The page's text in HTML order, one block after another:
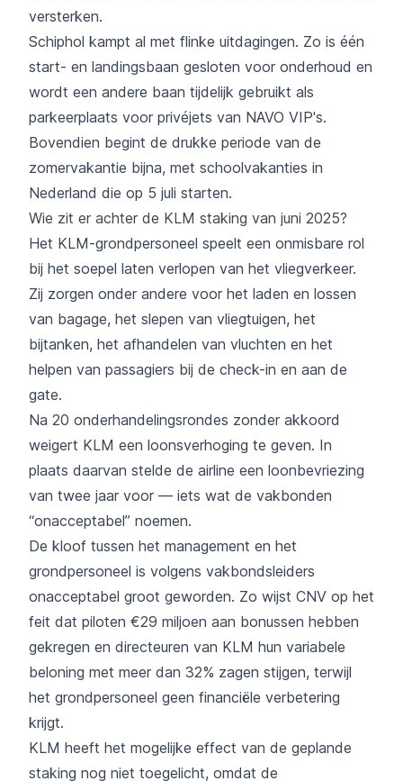
versterken.
Schiphol kampt al met flinke uitdagingen. Zo is één
start- en landingsbaan gesloten voor onderhoud en
wordt een andere baan tijdelijk gebruikt als
parkeerplaats voor privéjets van NAVO VIP's.
Bovendien begint de drukke periode van de
zomervakantie bijna, met schoolvakanties in
Nederland die op 5 juli starten.
Wie zit er achter de KLM staking van juni 2025?
Het KLM-grondpersoneel speelt een onmisbare rol
bij het soepel laten verlopen van het vliegverkeer.
Zij zorgen onder andere voor het laden en lossen
van bagage, het slepen van vliegtuigen, het
bijtanken, het afhandelen van vluchten en het
helpen van passagiers bij de check-in en aan de
gate.
Na 20 onderhandelingsrondes zonder akkoord
weigert KLM een loonsverhoging te geven. In
plaats daarvan stelde de airline een loonbevriezing
van twee jaar voor — iets wat de vakbonden
“onacceptabel” noemen.
De kloof tussen het management en het
grondpersoneel is volgens vakbondsleiders
onacceptabel groot geworden. Zo wijst CNV op het
feit dat piloten €29 miljoen aan bonussen hebben
gekregen en directeuren van KLM hun variabele
beloning met meer dan 32% zagen stijgen, terwijl
het grondpersoneel geen financiële verbetering
krijgt.
KLM heeft het mogelijke effect van de geplande
staking nog niet toegelicht, omdat de